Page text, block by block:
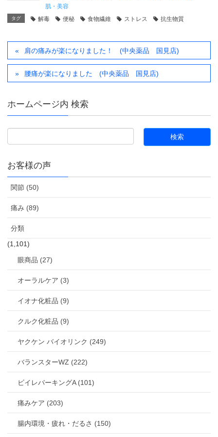
肌・美容
タグ 解毒 便秘 食物繊維 ストレス 抗生物質
肩の痛みが楽になりました！ (中央薬品 国見店)
腰痛が楽になりました (中央薬品 国見店)
ホームページ内 検索
お客様の声
関節 (50)
痛み (89)
分類
(1,101)
眼商品 (27)
オーラルケア (3)
イオナ化粧品 (9)
クルク化粧品 (9)
ヤクケン バイオリンク (249)
バランスターWZ (222)
ビイレバーキングA (101)
痛みケア (203)
腸内環境・疲れ・だるさ (150)